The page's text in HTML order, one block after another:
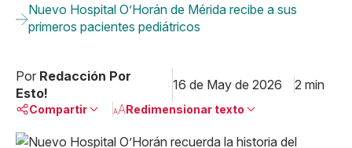
Nuevo Hospital O’Horán de Mérida recibe a sus
primeros pacientes pediátricos
Por Redacción Por
Esto!
16 de May de 2026 2 min
Compartir Redimensionar texto